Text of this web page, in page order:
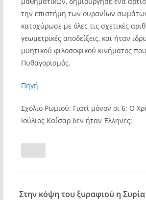
την επιστήμη των ουρανίων
κατοχύρωσε με όλες τις σχετικές
γεωμετρικές αποδείξεις, και ήταν
μυητικού φιλοσοφικού κινήματος
Πυθαγορισμός.
Πηγή
Σχόλιο Ρωμιού: Γιατί μόνον οι 6; Ο
Ιούλιος Καίσαρ δεν ήταν Έλληνες;
Στην κόψη του ξυραφιού η